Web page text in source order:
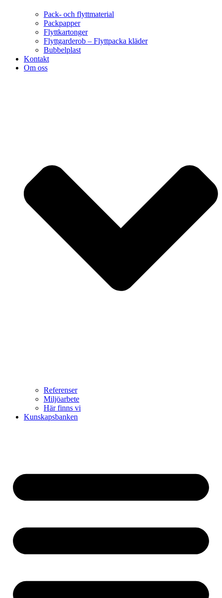
Pack- och flyttmaterial
Packpapper
Flyttkartonger
Flyttgarderob – Flyttpacka kläder
Bubbelplast
Kontakt
Om oss
Referenser
Miljöarbete
Här finns vi
Kunskapsbanken